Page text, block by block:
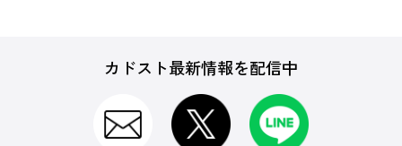
カドスト最新情報を配信中